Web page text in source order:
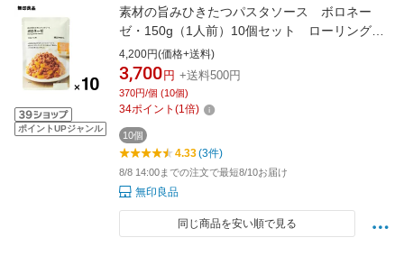
ポイントUPジャンル
素材の旨みひきたつパスタソース ボロネー
ゼ・150g（1人前）10個セット ローリングス
トック 備蓄 防災【無印良品 公式】
4,200円(価格+送料)
3,700 円 +送料500円
370円/個 (10個)
34ポイント (1倍)
10個
4.33(3件)
8/8 14:00までの注文で最短8/10お届け
無印良品
同じ商品を安い順で見る